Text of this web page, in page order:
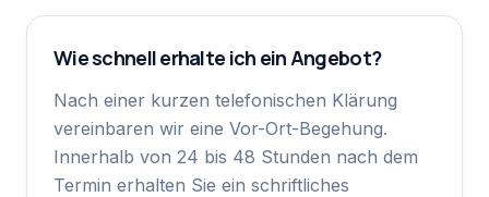
Wie schnell erhalte ich ein Angebot?
Nach einer kurzen telefonischen Klärung
vereinbaren wir eine Vor-Ort-Begehung.
Innerhalb von 24 bis 48 Stunden nach dem
Termin erhalten Sie ein schriftliches